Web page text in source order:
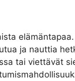
ja nauttia
tai viettävät